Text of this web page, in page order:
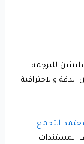
للترجمة
والاحترافية
التجمع
المستندات